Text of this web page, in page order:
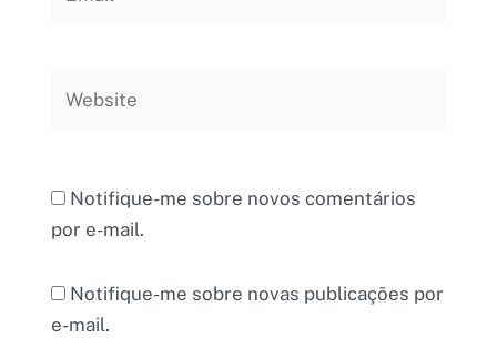
Notifique-me sobre novos comentários
por e-mail.
Notifique-me sobre novas publicações por
e-mail.